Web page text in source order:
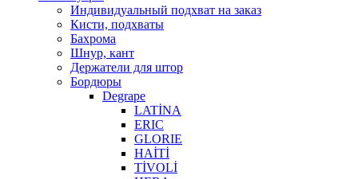
Индивидуальный подхват на заказ
Кисти, подхваты
Бахрома
Шнур, кант
Держатели для штор
Бордюры
Degrape
LATİNA
ERIC
GLORIE
HAİTİ
TİVOLİ